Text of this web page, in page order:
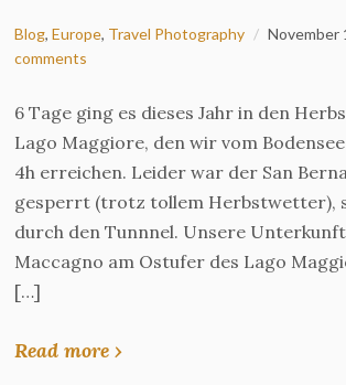
Blog,Europe, Travel Photography November
comments
6 Tage ging es dieses Jahr in den
Lago Maggiore, den wir vom
4h erreichen. Leider war der San
gesperrt (trotz tollem Herbstwetter),
durch den Tunnnel. Unsere
Maccagno am Ostufer des Lago
[…]
Read more ›